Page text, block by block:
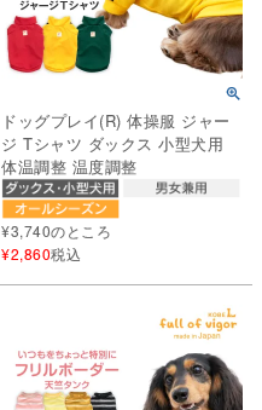
ドッグプレイ(R) 体操服 ジャー
ジ Tシャツ ダックス 小型犬用
体温調整 温度調整
¥3,740のところ
¥2,860税込